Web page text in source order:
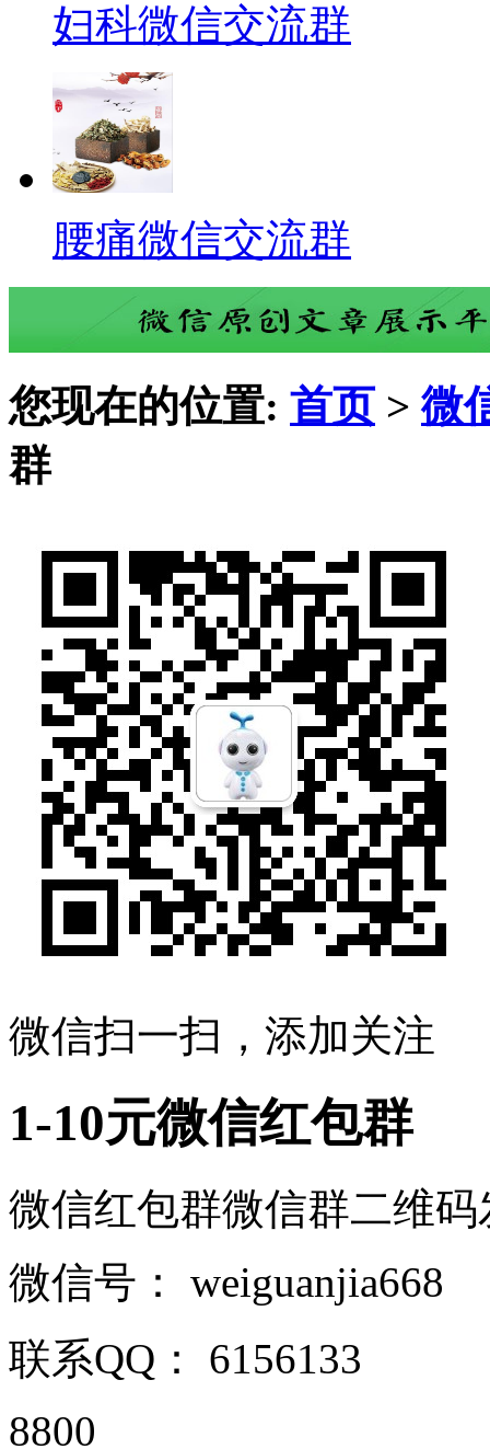
妇科微信交流群
腰痛微信交流群
您现在的位置: 首页 >微
群
微信扫一扫，添加关注
1-10元微信红包群
微信红包群微信群二维
微信号： weiguanjia668
联系QQ： 6156133
8800